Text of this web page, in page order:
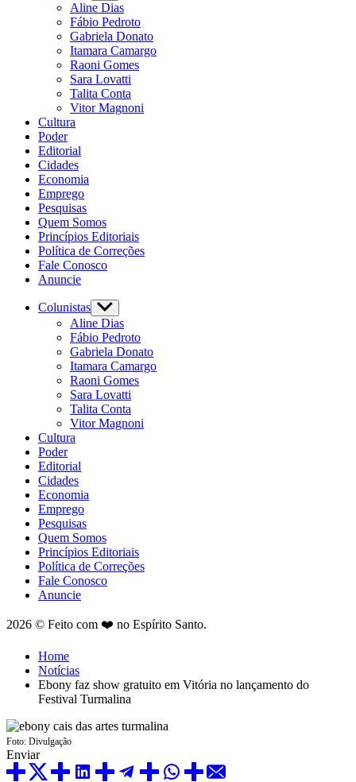
Aline Dias
Fábio Pedroto
Gabriela Donato
Itamara Camargo
Raoni Gomes
Sara Lovatti
Talita Conta
Vitor Magnoni
Cultura
Poder
Editorial
Cidades
Economia
Emprego
Pesquisas
Quem Somos
Princípios Editoriais
Política de Correções
Fale Conosco
Anuncie
Colunistas
Aline Dias
Fábio Pedroto
Gabriela Donato
Itamara Camargo
Raoni Gomes
Sara Lovatti
Talita Conta
Vitor Magnoni
Cultura
Poder
Editorial
Cidades
Economia
Emprego
Pesquisas
Quem Somos
Princípios Editoriais
Política de Correções
Fale Conosco
Anuncie
2026 © Feito com ❤️ no Espírito Santo.
Home
Notícias
Ebony faz show gratuito em Vitória no lançamento do
Festival Turmalina
Foto: Divulgação
Enviar